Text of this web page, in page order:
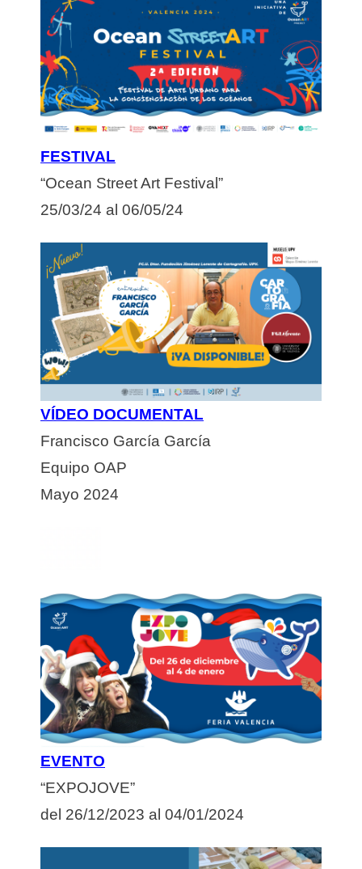
FESTIVAL
“Ocean Street Art Festival”
25/03/24 al 06/05/24
VÍDEO DOCUMENTAL
Francisco García García
Equipo OAP
Mayo 2024
EVENTO
“EXPOJOVE”
del 26/12/2023 al 04/01/2024